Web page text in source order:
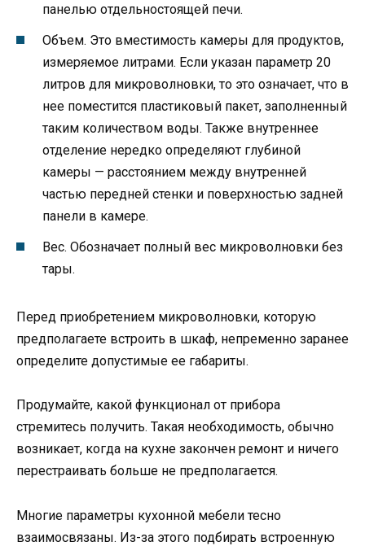
панелью отдельностоящей печи.
Объем. Это вместимость камеры для продуктов,
измеряемое литрами. Если указан параметр 20
литров для микроволновки, то это означает, что в
нее поместится пластиковый пакет, заполненный
таким количеством воды. Также внутреннее
отделение нередко определяют глубиной
камеры — расстоянием между внутренней
частью передней стенки и поверхностью задней
панели в камере.
Вес. Обозначает полный вес микроволновки без
тары.
Перед приобретением микроволновки, которую
предполагаете встроить в шкаф, непременно заранее
определите допустимые ее габариты.
Продумайте, какой функционал от прибора
стремитесь получить. Такая необходимость, обычно
возникает, когда на кухне закончен ремонт и ничего
перестраивать больше не предполагается.
Многие параметры кухонной мебели тесно
взаимосвязаны. Из-за этого подбирать встроенную